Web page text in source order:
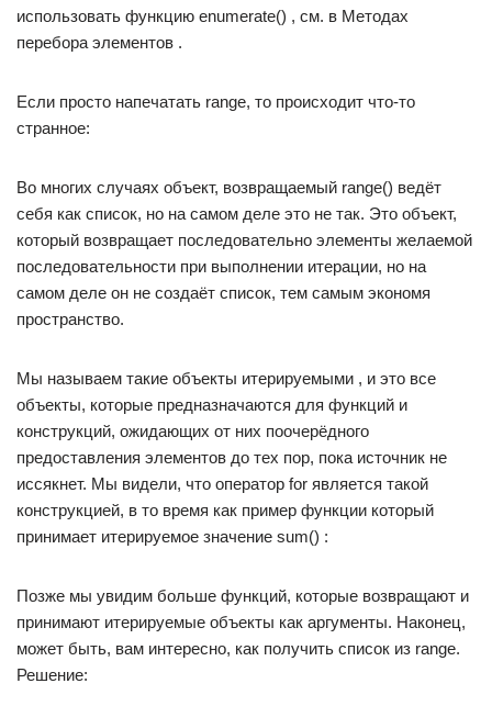
использовать функцию enumerate() , см. в Методах
перебора элементов .
Если просто напечатать range, то происходит что-то
странное:
Во многих случаях объект, возвращаемый range() ведёт
себя как список, но на самом деле это не так. Это объект,
который возвращает последовательно элементы желаемой
последовательности при выполнении итерации, но на
самом деле он не создаёт список, тем самым экономя
пространство.
Мы называем такие объекты итерируемыми , и это все
объекты, которые предназначаются для функций и
конструкций, ожидающих от них поочерёдного
предоставления элементов до тех пор, пока источник не
иссякнет. Мы видели, что оператор for является такой
конструкцией, в то время как пример функции который
принимает итерируемое значение sum() :
Позже мы увидим больше функций, которые возвращают и
принимают итерируемые объекты как аргументы. Наконец,
может быть, вам интересно, как получить список из range.
Решение: